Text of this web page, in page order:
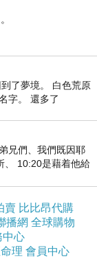
時尚
！
了夢境。 白色荒原
字。 還多了
兄們、我們既因耶
、 10:20是藉着他給
子經過
賣 比比昂代購
播網 全球購物
中心
理 會員中心